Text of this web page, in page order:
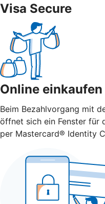
Visa Secure
Online einkaufen
Beim Bezahlvorgang mit
öffnet sich ein Fenster für
per Mastercard® Identity